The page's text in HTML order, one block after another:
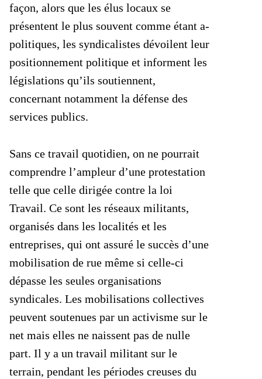
façon, alors que les élus locaux se
présentent le plus souvent comme étant a-
politiques, les syndicalistes dévoilent leur
positionnement politique et informent les
législations qu’ils soutiennent,
concernant notamment la défense des
services publics.
Sans ce travail quotidien, on ne pourrait
comprendre l’ampleur d’une protestation
telle que celle dirigée contre la loi
Travail. Ce sont les réseaux militants,
organisés dans les localités et les
entreprises, qui ont assuré le succès d’une
mobilisation de rue même si celle-ci
dépasse les seules organisations
syndicales. Les mobilisations collectives
peuvent soutenues par un activisme sur le
net mais elles ne naissent pas de nulle
part. Il y a un travail militant sur le
terrain, pendant les périodes creuses du